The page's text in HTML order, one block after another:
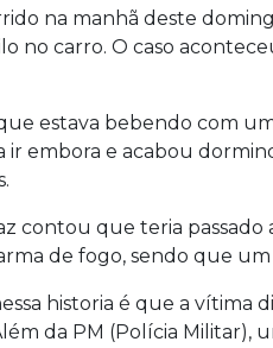
na manhã deste
no carro. O caso
estava bebendo com
embora e acabou
contou que teria passado
de fogo, sendo que
historia é que a vítima
da PM (Polícia Militar),